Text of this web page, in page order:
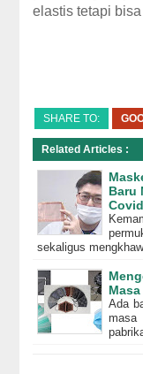
elastis tetapi
SHARE TO:
Related Articles :
Baru
Covid
sekaligus
Ada